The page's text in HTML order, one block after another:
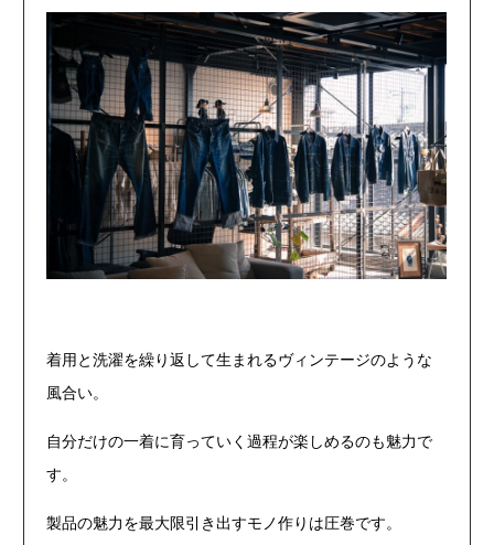
着用と洗濯を繰り返して生まれるヴィンテージのような
風合い。
自分だけの一着に育っていく過程が楽しめるのも魅力で
す。
製品の魅力を最大限引き出すモノ作りは圧巻です。